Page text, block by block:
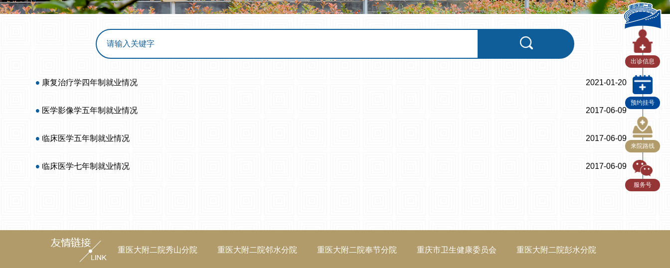
康复治疗学四年制就业情况 2021-01-20
医学影像学五年制就业情况 2017-06-09
临床医学五年制就业情况 2017-06-09
临床医学七年制就业情况 2017-06-09
重医大附二院秀山分院 重医大附二院邻水分院 重医大附二院奉节分院 重庆市卫生健康委员会 重医大附二院彭水分院
出诊信息
预约挂号
来院路线
服务号